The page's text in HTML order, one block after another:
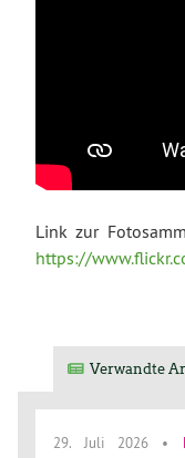
Link zur
https://
Verwandte
29. Juli 2026 •